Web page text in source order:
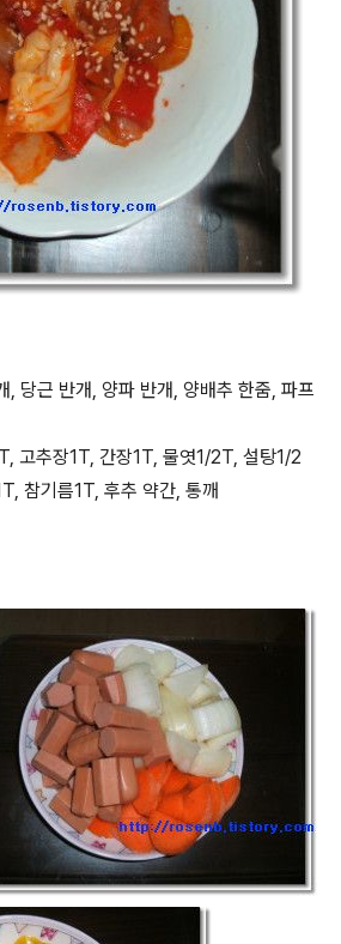
, 당근 반개, 양파 반개, 양배추 한줌, 파프
고추장1T, 간장1T, 물엿1/2T, 설탕1/2
참기름1T, 후추 약간, 통깨